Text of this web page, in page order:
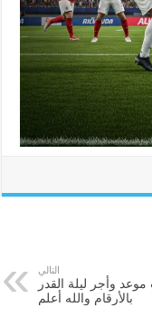
التالي
وأجر ليلة القدر
بالأرقام والله أعلم